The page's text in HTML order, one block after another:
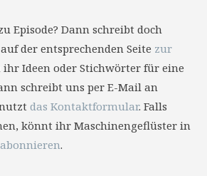
Episode? Dann schreibt doch
der entsprechenden Seite zur
ihr Ideen oder Stichwörter für eine
schreibt uns per E-Mail an
das Kontaktformular. Falls
könnt ihr Maschinengeflüster in
.